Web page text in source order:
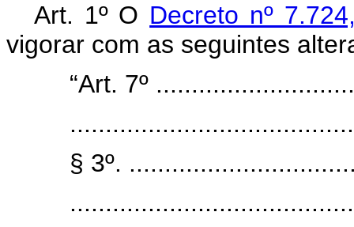
Art. 1º O Decreto nº
vigorar com as seguintes
“Art. 7º
§ 3º.